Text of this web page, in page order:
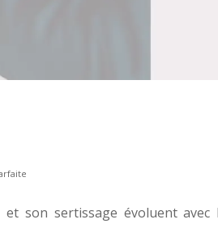
son sertissage évoluent